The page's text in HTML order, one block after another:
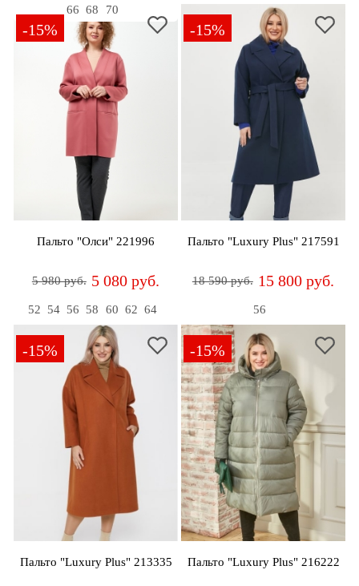
66 68 70
-15%
Пальто "Олси" 221996
5 980 руб. 5 080 руб.
52 54 56 58 60 62 64
-15%
Пальто "Luxury Plus" 217591
18 590 руб. 15 800 руб.
56
-15%
Пальто "Luxury Plus" 213335
-15%
Пальто "Luxury Plus" 216222